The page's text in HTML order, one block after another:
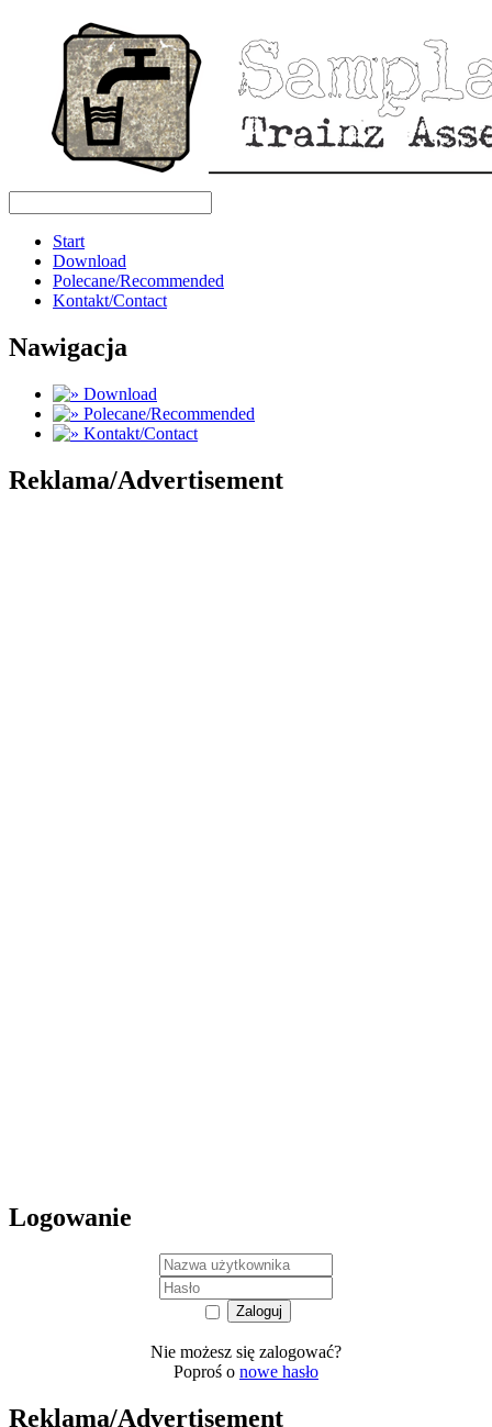
Start
Download
Polecane/Recommended
Kontakt/Contact
Nawigacja
Download
Polecane/Recommended
Kontakt/Contact
Reklama/Advertisement
Logowanie
Nie możesz się zalogować?
Poproś o nowe hasło
Reklama/Advertisement